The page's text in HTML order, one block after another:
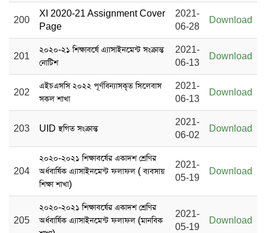
200
XI 2020-21 Assignment Cover
Page
2021-
06-28
Download
201
২০২০-২১ শিক্ষাবর্ষে এ্যাসাইনমেন্ট সংক্রান্ত
নোটিশ
2021-
06-13
Download
202
এইচএসসি ২০২২ পূর্ণবিন্যাসকৃত সিলেবাস
সকল শাখা
2021-
06-13
Download
203 UID স্থগিত সংক্রান্ত
2021-
06-02
Download
204
২০২০-২০২১ শিক্ষাবর্ষের একাদশ শ্রেণির
অর্ধবার্ষিক এ্যাসাইনমেন্ট ফলাফল ( ব্যবসায়
শিক্ষা শাখা)
2021-
05-19
Download
205
২০২০-২০২১ শিক্ষাবর্ষের একাদশ শ্রেণির
অর্ধবার্ষিক এ্যাসাইনমেন্ট ফলাফল (মানবিক
2021-
05-19
Download